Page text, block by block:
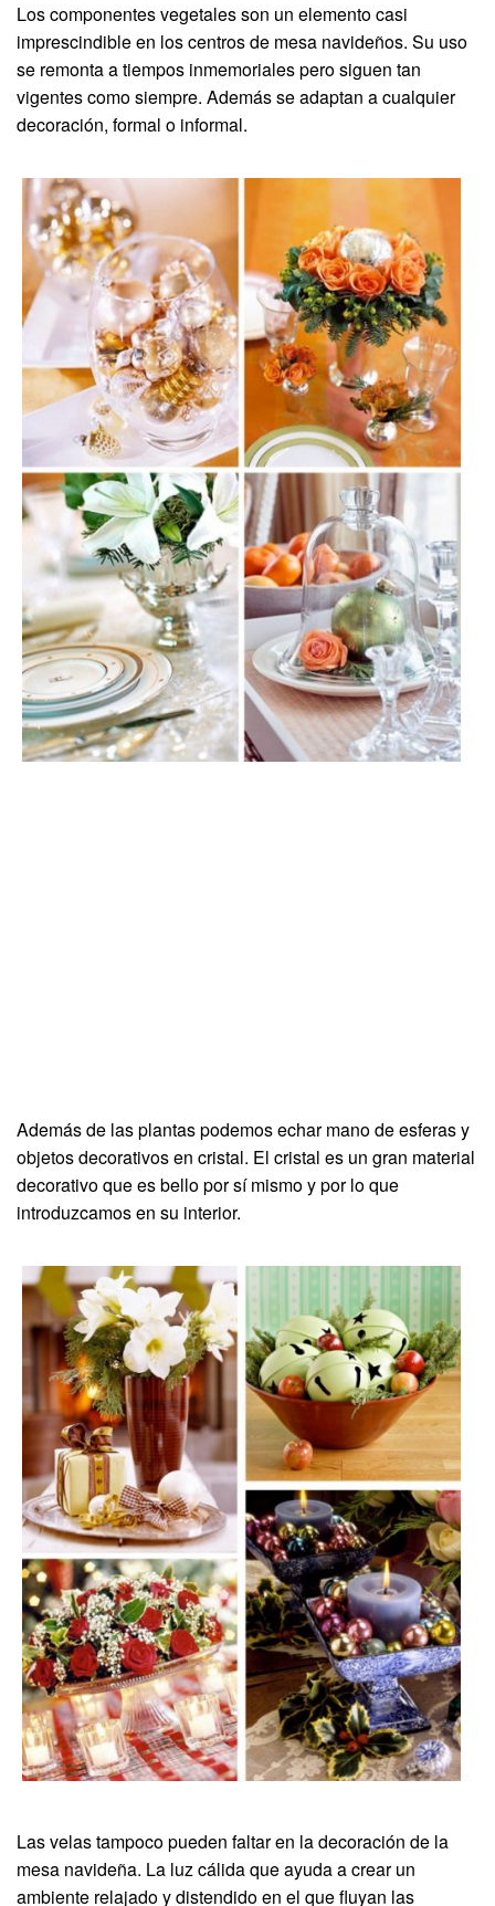
Los componentes vegetales son un elemento casi
imprescindible en los centros de mesa navideños. Su uso
se remonta a tiempos inmemoriales pero siguen tan
vigentes como siempre. Además se adaptan a cualquier
decoración, formal o informal.
Además de las plantas podemos echar mano de esferas y
objetos decorativos en cristal. El cristal es un gran material
decorativo que es bello por sí mismo y por lo que
introduzcamos en su interior.
Las velas tampoco pueden faltar en la decoración de la
mesa navideña. La luz cálida que ayuda a crear un
ambiente relajado y distendido en el que fluyan las